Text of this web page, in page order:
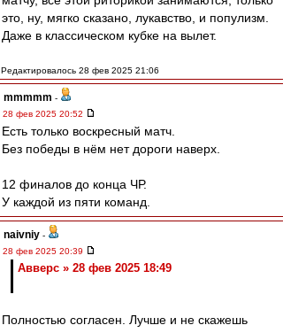
это, ну, мягко сказано, лукавство, и популизм.
Даже в классическом кубке на вылет.
Редактировалось 28 фев 2025 21:06
mmmmm -
28 фев 2025 20:52
Есть только воскресный матч.
Без победы в нём нет дороги наверх.
12 финалов до конца ЧР.
У каждой из пяти команд.
naivniy -
28 фев 2025 20:39
Авверс » 28 фев 2025 18:49
Полностью согласен. Лучше и не скажешь